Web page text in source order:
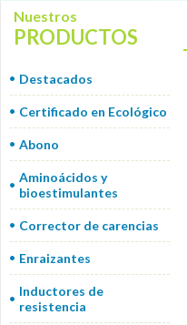
Nuestros
PRODUCTOS
Destacados
Certificado en Ecológico
Abono
Aminoácidos y
bioestimulantes
Corrector de carencias
Enraizantes
Inductores de
resistencia